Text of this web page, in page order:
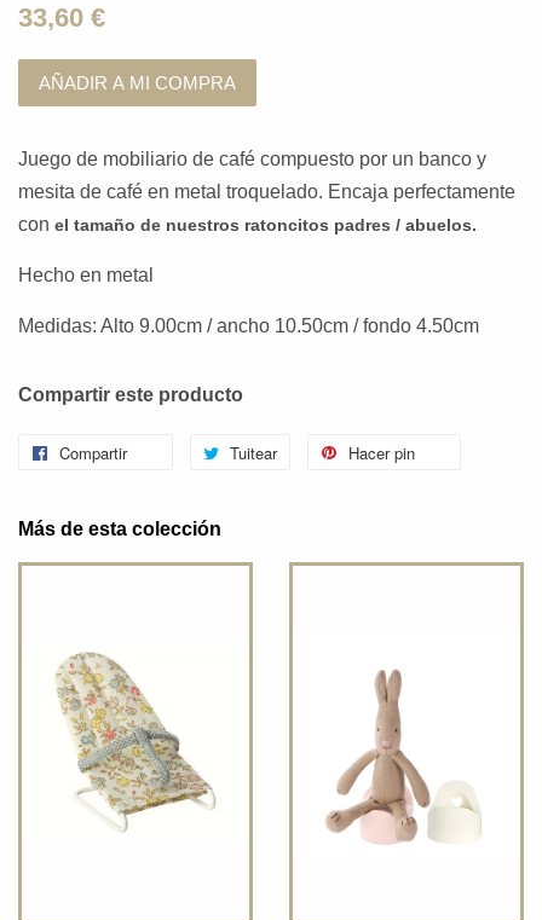
33,60 €
AÑADIR A MI COMPRA
Juego de mobiliario de café compuesto por un banco y
mesita de café en metal troquelado. Encaja perfectamente
con el tamaño de nuestros ratoncitos padres / abuelos.
Hecho en metal
Medidas: Alto 9.00cm / ancho 10.50cm / fondo 4.50cm
Compartir este producto
Compartir Tuitear Hacer pin
Más de esta colección